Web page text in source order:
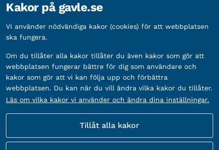
Organisationsnummer: 212000-2338
Bankgironummer: 5888-2333
Kakor på gavle.se
Vi använder nödvändiga kakor (cookies) för att webbplatsen
ska fungera.
Om du tillåter alla kakor tillåter du även kakor som gör att
webbplatsen fungerar bättre för dig som användare och
kakor som gör att vi kan följa upp och förbättra
webbplatsen. Du kan när du vill ändra vilka kakor du tillåter.
Läs om vilka kakor vi använder och ändra dina inställningar.
Tillåt alla kakor